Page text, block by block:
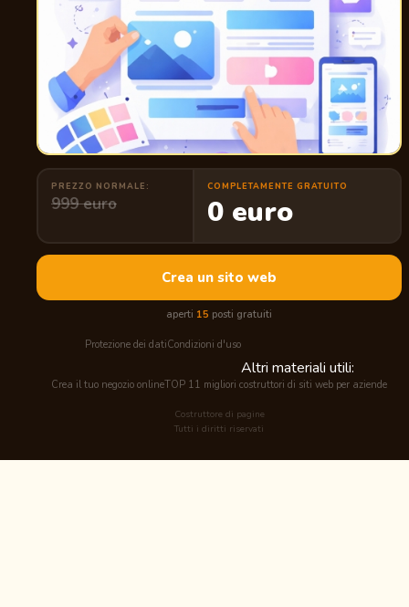
PREZZO NORMALE:
999 euro
COMPLETAMENTE GRATUITO
0 euro
Crea un sito web
aperti 15 posti gratuiti
Protezione dei datiCondizioni d'uso
Altri materiali utili:
Crea il tuo negozio onlineTOP 11 migliori costruttori di siti web per aziende
Costruttore di pagine
Tutti i diritti riservati